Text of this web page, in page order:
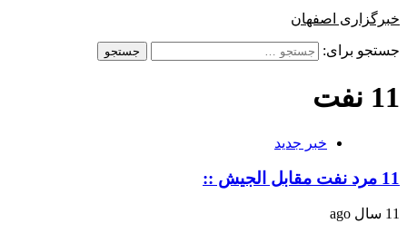
خبرگزاری اصفهان
جستجو برای:
11 نفت
خبر جدید
11 مرد نفت مقابل الجیش ::
11 سال ago